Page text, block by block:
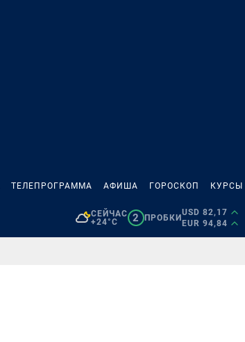
ТЕЛЕПРОГРАММА АФИША ГОРОСКОП КУРСЫ
СЕЙЧАС
+24°C
2 ПРОБКИ
USD 82,17
EUR 94,84